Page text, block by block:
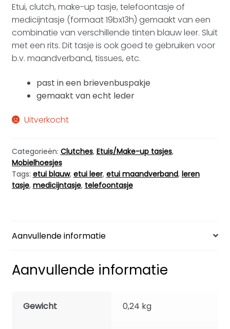
Etui, clutch, make-up tasje, telefoontasje of
medicijntasje (formaat 19bx13h) gemaakt van een
combinatie van verschillende tinten blauw leer. Sluit
met een rits. Dit tasje is ook goed te gebruiken voor
b.v. maandverband, tissues, etc.
past in een brievenbuspakje
gemaakt van echt leder
Uitverkocht
Categorieën: Clutches, Etuis/Make-up tasjes,
Mobielhoesjes
Tags: etui blauw, etui leer, etui maandverband, leren
tasje, medicijntasje, telefoontasje
Aanvullende informatie
Aanvullende informatie
Gewicht 0,24 kg